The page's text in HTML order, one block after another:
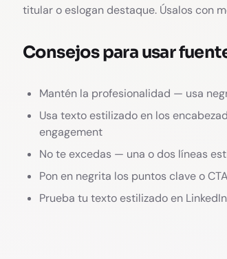
titular o eslogan destaque. Úsalos con
Consejos para usar
Mantén la profesionalidad — usa
Usa texto estilizado en los
engagement
No te excedas — una o dos líneas
Pon en negrita los puntos clave o
Prueba tu texto estilizado en